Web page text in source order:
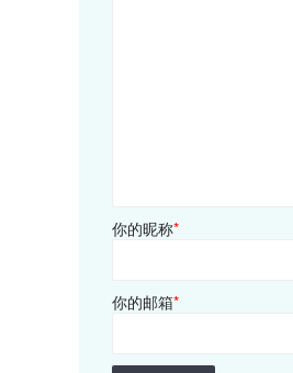
你的昵称*
你的邮箱*